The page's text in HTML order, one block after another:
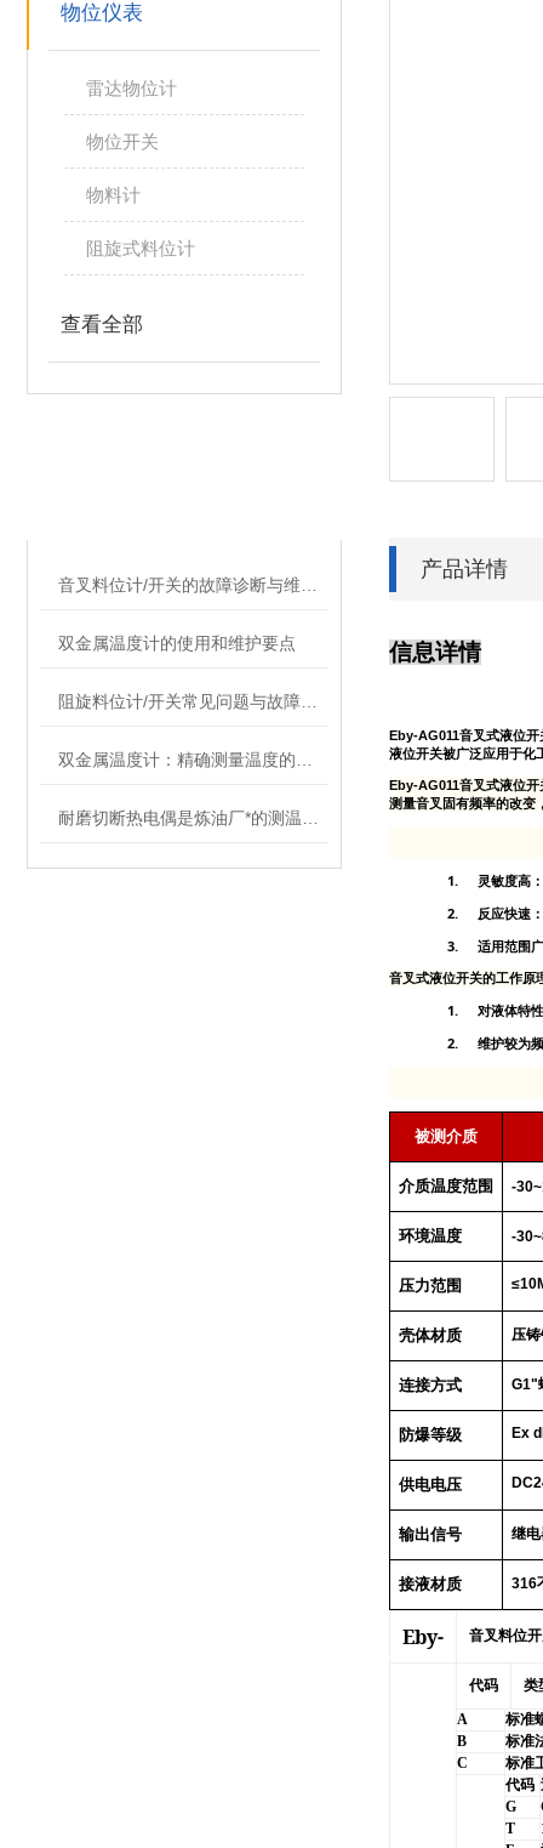
物位仪表
雷达物位计
物位开关
物料计
阻旋式料位计
查看全部
双金属温度计的使用和维护要点
产品详情
信息详情
Eby-AG011音叉式液位
液位开关被广泛应用于化
Eby-AG011音叉式液位开
测量音叉固有频率的改变
1. 灵敏度高
2. 反应快速
3. 适用范围
音叉式液位开关的工作原
1. 对液体特
2. 维护较为
被测介质
介质温度范围 -
环境温度 -
压力范围
壳体材质 压
连接方式 G1"
防爆等级 Ex
供电电压
输出信号 继
接液材质 316
Eby- 音叉料位
代码
类
A
标准
B
标准
C
标准
代码
G
T